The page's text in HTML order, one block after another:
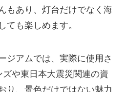
もあり、灯台だけでなく海
ても楽しめます。
ジアムでは、実際に使用さ
や東日本大震災関連の資
り、景色だけではない魅力